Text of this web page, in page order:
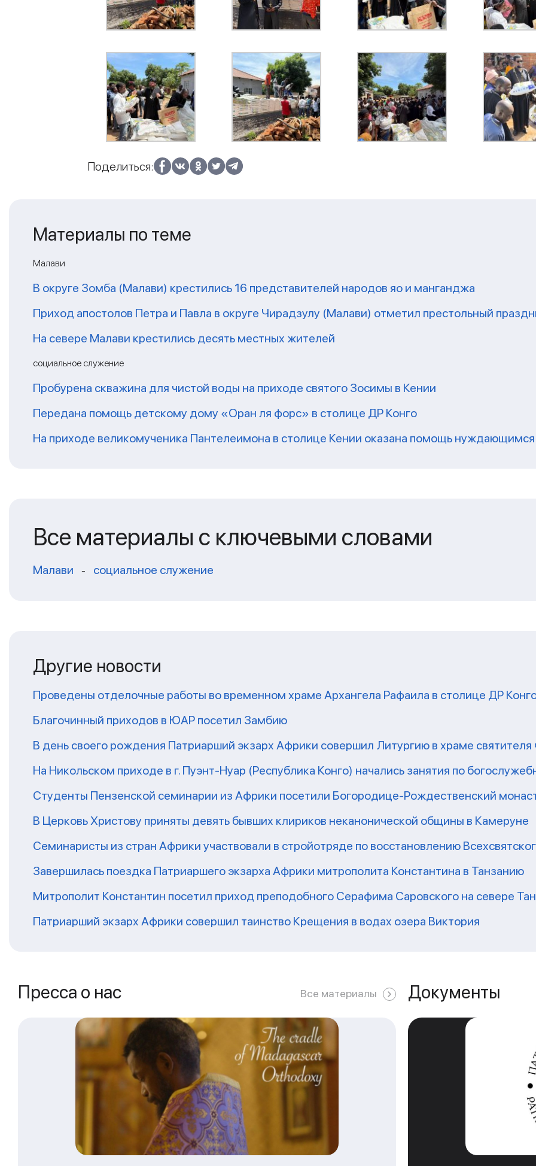
Поделиться:
Материалы по теме
Малави
В округе Зомба (Малави) крестились 16 представителей народов яо и манганджа
Приход апостолов Петра и Павла в округе Чирадзулу (Малави) отметил престольный
На севере Малави крестились десять местных жителей
социальное служение
Пробурена скважина для чистой воды на приходе святого Зосимы в Кении
Передана помощь детскому дому «Оран ля форс» в столице ДР Конго
На приходе великомученика Пантелеимона в столице Кении оказана помощь нуждающимся
Все материалы с ключевыми словами
Малави - социальное служение
Другие новости
Проведены отделочные работы во временном храме Архангела Рафаила в столице ДР
Благочинный приходов в ЮАР посетил Замбию
В день своего рождения Патриарший экзарх Африки совершил Литургию в храме
На Никольском приходе в г. Пуэнт-Нуар (Республика Конго) начались занятия по
Студенты Пензенской семинарии из Африки посетили Богородице-Рождественский
В Церковь Христову приняты девять бывших клириков неканонической общины в Камеруне
Семинаристы из стран Африки участвовали в стройотряде по восстановлению
Завершилась поездка Патриаршего экзарха Африки митрополита Константина в Танзанию
Митрополит Константин посетил приход преподобного Серафима Саровского на севере
Патриарший экзарх Африки совершил таинство Крещения в водах озера Виктория
Пресса о нас Все материалы Документы